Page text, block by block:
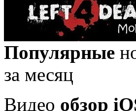
Популярные
за месяц
Видео обзор